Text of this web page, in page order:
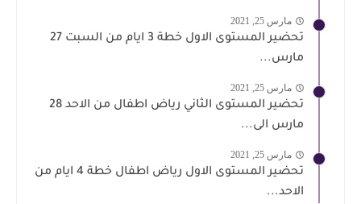
مارس 25, 2021
تحضير المستوى الاول خطة 3 ايام من السبت 27
مارس...
مارس 25, 2021
تحضير المستوى الثاني رياض اطفال من الاحد 28
مارس الى...
مارس 25, 2021
تحضير المستوى الاول رياض اطفال خطة 4 ايام من
الاحد...